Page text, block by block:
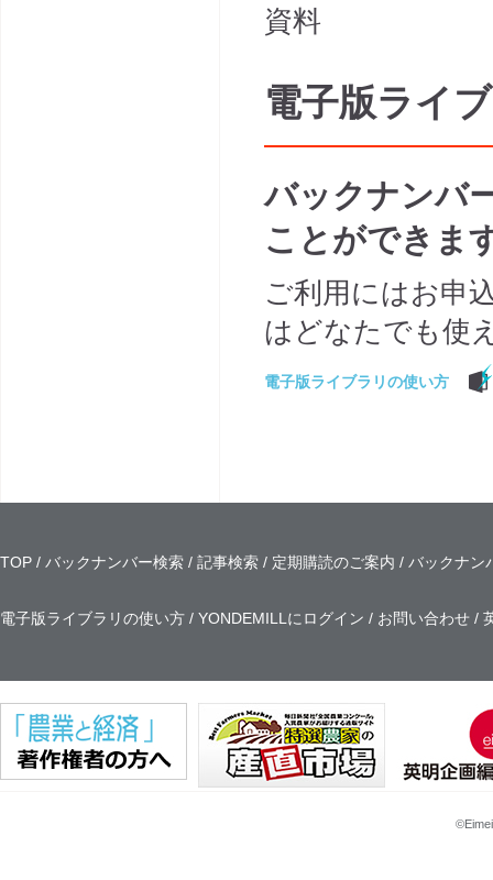
資料
電子版ライ
バックナンバ
ことができま
ご利用にはお申
はどなたでも使
電子版ライブラリの使い方
TOP バックナンバー検索 記事検索 定期購読のご案内 バックナン
電子版ライブラリの使い方 YONDEMILLにログイン お問い合わせ